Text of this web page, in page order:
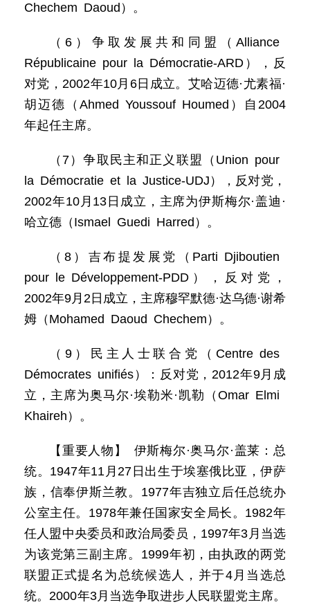
Chechem Daoud）。
（6）争取发展共和同盟（Alliance
Républicaine pour la Démocratie-ARD），反
对党，2002年10月6日成立。艾哈迈德·尤素福·
胡迈德（Ahmed Youssouf Houmed）自2004
年起任主席。
（7）争取民主和正义联盟（Union pour
la Démocratie et la Justice-UDJ），反对党，
2002年10月13日成立，主席为伊斯梅尔·盖迪·
哈立德（Ismael Guedi Harred）。
（8）吉布提发展党（Parti Djiboutien
pour le Développement-PDD），反对党，
2002年9月2日成立，主席穆罕默德·达乌德·谢希
姆（Mohamed Daoud Chechem）。
（9）民主人士联合党（Centre des
Démocrates unifiés）：反对党，2012年9月成
立，主席为奥马尔·埃勒米·凯勒（Omar Elmi
Khaireh）。
【重要人物】 伊斯梅尔·奥马尔·盖莱：总
统。1947年11月27日出生于埃塞俄比亚，伊萨
族，信奉伊斯兰教。1977年吉独立后任总统办
公室主任。1978年兼任国家安全局长。1982年
任人盟中央委员和政治局委员，1997年3月当选
为该党第三副主席。1999年初，由执政的两党
联盟正式提名为总统候选人，并于4月当选总
统。2000年3月当选争取进步人民联盟党主席。